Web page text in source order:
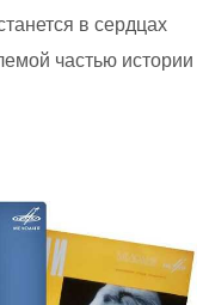
в сердцах
частью истории